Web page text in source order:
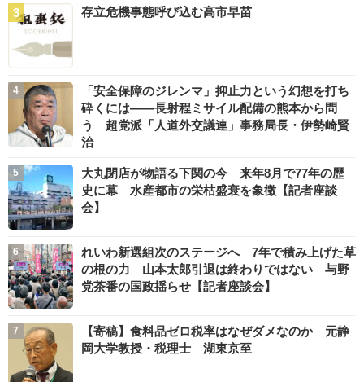
存立危機事態呼び込む高市早苗
「安全保障のジレンマ」抑止力という幻想を打ち
砕くには――長射程ミサイル配備の熊本から問
う 超党派「人道外交議連」事務局長・伊勢崎賢
治
大丸閉店が物語る下関の今 来年8月で77年の歴
史に幕 水産都市の栄枯盛衰を象徴【記者座談
会】
れいわ新選組次のステージへ 7年で積み上げた草
の根の力 山本太郎引退は終わりではない 与野
党茶番の国政揺らせ【記者座談会】
【寄稿】食料品ゼロ税率はなぜダメなのか 元静
岡大学教授・税理士 湖東京至